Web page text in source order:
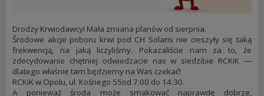
Drodzy Krwiodawcy! Mała zmiana planów od sierpnia.
Środowe akcje poboru krwi pod CH Solaris nie cieszyły się taką
frekwencją, na jaką liczyliśmy. Pokazaliście nam za to, że
zdecydowanie chętniej odwiedzacie nas w siedzibie RCKiK —
dlatego właśnie tam będziemy na Was czekać!
RCKiK w Opolu, ul. Kośnego 55od 7:00 do 14:30.
A ponieważ środa może smakować naprawdę dobrze,